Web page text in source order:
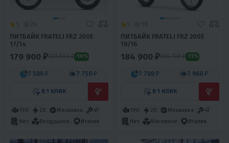
ПИТБАЙК FRATELI FRZ 200E
17/14
179 900 ₽201 000 ₽ -10%
7 500 ₽ 7 750 ₽
В 1 КЛИК
190 20 Механика
4T
Нет
Воздушное Италия
ПИТБАЙК FRATELI FRZ 200E
19/16
184 900 ₽206 700 ₽ -11%
7 700 ₽ 7 960 ₽
В 1 КЛИК
190 20 Механика
4T
Нет
Масляное Италия